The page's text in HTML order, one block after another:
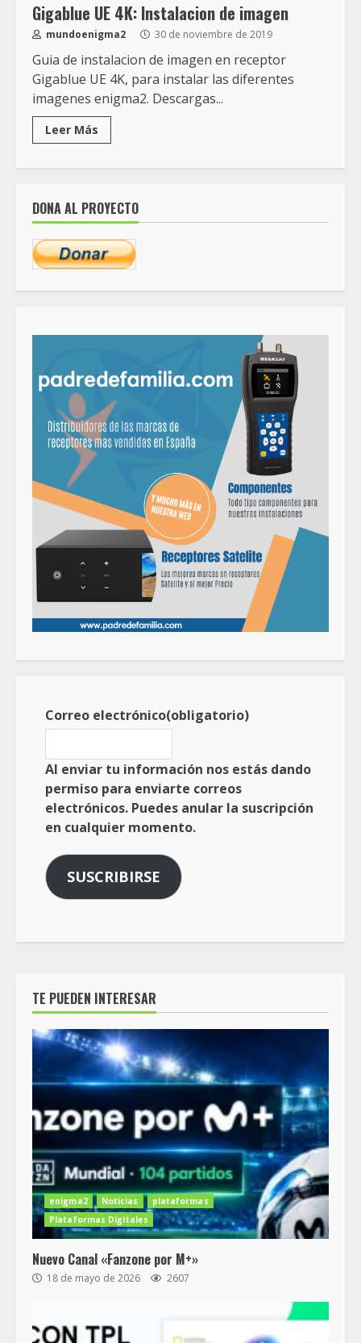
Gigablue UE 4K: Instalacion de imagen
mundoenigma2 30 de noviembre de 2019
Guia de instalacion de imagen en receptor
Gigablue UE 4K, para instalar las diferentes
imagenes enigma2. Descargas...
Leer Más
DONA AL PROYECTO
Correo electrónico(obligatorio)
Al enviar tu información nos estás dando
permiso para enviarte correos
electrónicos. Puedes anular la suscripción
en cualquier momento.
SUSCRIBIRSE
TE PUEDEN INTERESAR
enigma2 Noticias
plataformas
Plataformas Digitales
Nuevo Canal «Fanzone por M+»
18 de mayo de 2026 2607